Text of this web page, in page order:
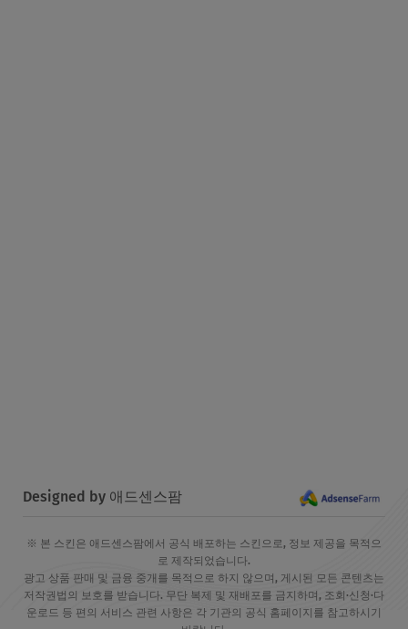
Designed by 애드센스팜
※ 본 스킨은 애드센스팜에서 공식 배포하는 스킨으로, 정보 제공을 목적으
로 제작되었습니다.
광고 상품 판매 및 금융 중개를 목적으로 하지 않으며, 게시된 모든 콘텐츠는
저작권법의 보호를 받습니다. 무단 복제 및 재배포를 금지하며, 조회·신청·다
운로드 등 편의 서비스 관련 사항은 각 기관의 공식 홈페이지를 참고하시기